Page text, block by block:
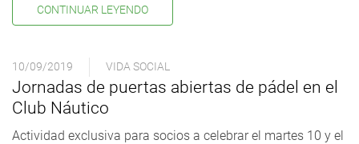
CONTINUAR LEYENDO
10/09/2019 VIDA SOCIAL
Jornadas de puertas abiertas de pádel en el
Club Náutico
Actividad exclusiva para socios a celebrar el martes 10 y el